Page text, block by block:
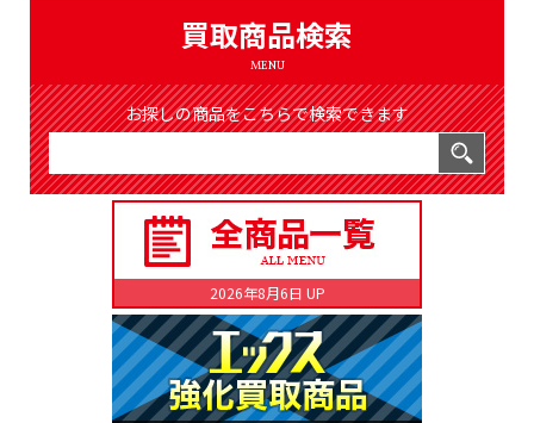
買取商品検索
MENU
お探しの商品をこちらで検索できます
2026年8月6日 UP